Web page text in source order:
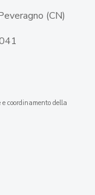
(CN)
coordinamento della